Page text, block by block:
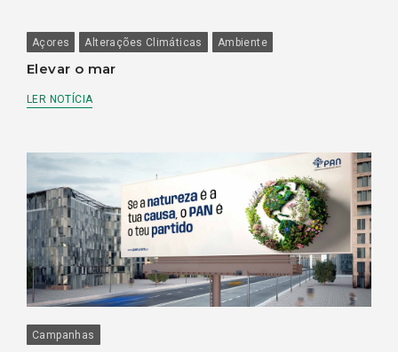
Açores Alterações Climáticas Ambiente
Elevar o mar
LER NOTÍCIA
Campanhas